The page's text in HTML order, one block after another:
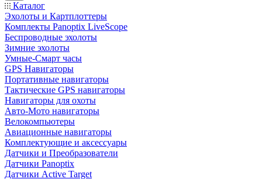
Каталог
Эхолоты и Картплоттеры
Комплекты Panoptix LiveScope
Беспроводные эхолоты
Зимние эхолоты
Умные-Смарт часы
GPS Навигаторы
Портативные навигаторы
Тактические GPS навигаторы
Навигаторы для охоты
Авто-Мото навигаторы
Велокомпьютеры
Авиационные навигаторы
Комплектующие и аксессуары
Датчики и Преобразователи
Датчики Panoptix
Датчики Active Target